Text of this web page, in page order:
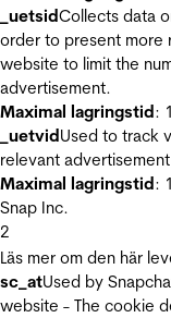
_uetsidCollects data
order to present more
website to limit the
advertisement.
Maximal lagringstid:
_uetvidUsed to track
relevant
Maximal lagringstid:
Snap Inc.
2
Läs mer om den här
sc_atUsed by
website - The cookie